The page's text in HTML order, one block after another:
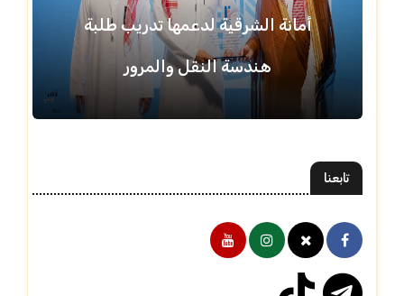
أمانة الشرقية لدعمها تدريب طلبة
هندسة النقل والمرور
تابعنا